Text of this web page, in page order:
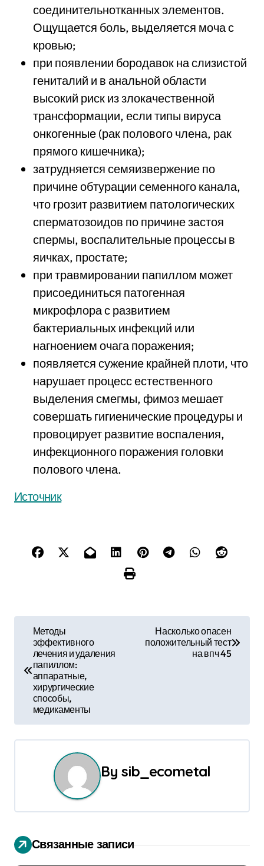
соединительнотканных элементов.
Ощущается боль, выделяется моча с
кровью;
при появлении бородавок на слизистой
гениталий и в анальной области
высокий риск из злокачественной
трансформации, если типы вируса
онкогенные (рак полового члена, рак
прямого кишечника);
затрудняется семяизвержение по
причине обтурации семенного канала,
что грозит развитием патологических
сперматозоидов по причине застоя
спермы, воспалительные процессы в
яичках, простате;
при травмировании папиллом может
присоединиться патогенная
микрофлора с развитием
бактериальных инфекций или
нагноением очага поражения;
появляется сужение крайней плоти, что
нарушает процесс естественного
выделения смегмы, фимоз мешает
совершать гигиенические процедуры и
провоцирует развитие воспаления,
инфекционного поражения головки
полового члена.
Источник
в
г
а
п
Методы
эффективного
лечения и удаления
папиллом:
аппаратные,
хирургические
способы,
медикаменты
Насколько опасен
положительный тест
на впч 45
Bysib_ecometal
Связанные записи